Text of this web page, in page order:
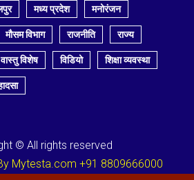
मध्य प्रदेश मनोरंजन
मौसम विभाग राजनीति राज्य
वास्तु विशेष विडियो शिक्षा व्यवस्था
© All rights reserved
Mytesta.com +91 8809666000